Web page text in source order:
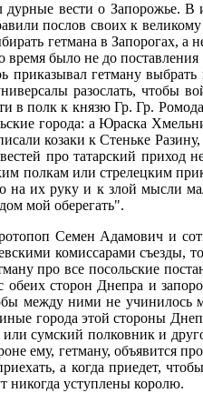
вести о Запорожье.
послов своих к
гетмана в Запорогах, а
было не до поставления
гетману
разослать, чтобы
в полк к князю Гр. Гр.
города: а Юраска
козаки к Стеньке
про татарский приход
полкам или стрелецким
их руку и к злой мысли
мой оберегать".
Семен Адамович и
комиссарами съезды,
про все посольские
сторон Днепра и
между ними не
города этой стороны
полковник и
ему, гетману, объявится
а когда приедет,
никогда уступлены королю.